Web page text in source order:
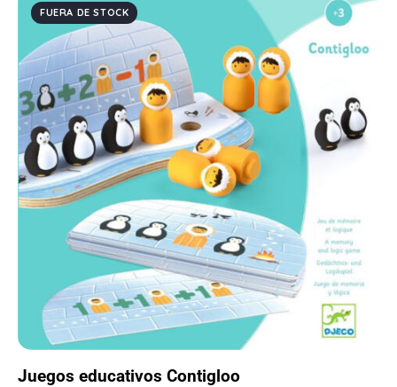
FUERA DE STOCK
Juegos educativos Contigloo